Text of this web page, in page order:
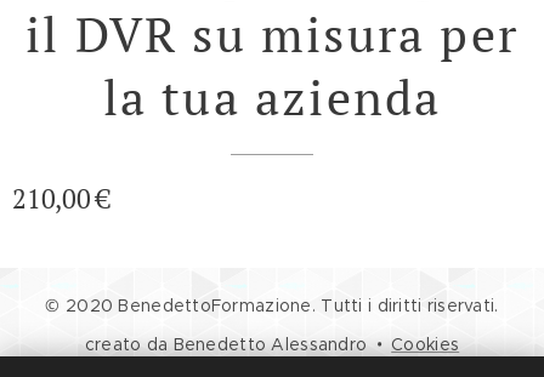
il DVR su misura per
la tua azienda
210,00€
© 2020 BenedettoFormazione. Tutti i diritti riservati.
creato da Benedetto Alessandro
Cookies